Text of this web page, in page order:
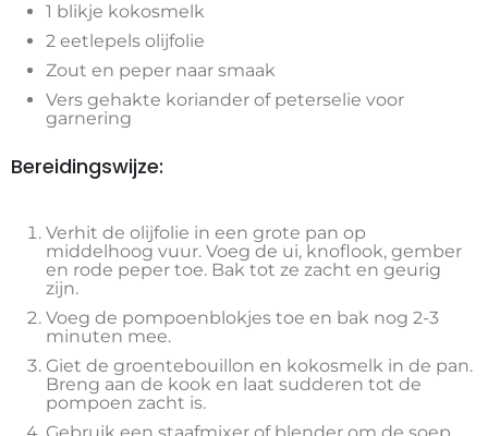
1 blikje kokosmelk
2 eetlepels olijfolie
Zout en peper naar smaak
Vers gehakte koriander of peterselie voor
garnering
Bereidingswijze:
Verhit de olijfolie in een grote pan op
middelhoog vuur. Voeg de ui, knoflook, gember
en rode peper toe. Bak tot ze zacht en geurig
zijn.
Voeg de pompoenblokjes toe en bak nog 2-3
minuten mee.
Giet de groentebouillon en kokosmelk in de pan.
Breng aan de kook en laat sudderen tot de
pompoen zacht is.